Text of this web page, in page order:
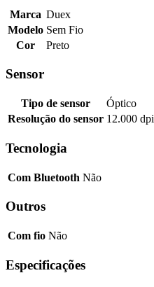
Marca Duex
Modelo Sem Fio
Cor
Preto
Sensor
Tipo de sensor
Óptico
Resolução do sensor 12.000 dpi
Tecnologia
Com Bluetooth Não
Outros
Com fio Não
Especificações